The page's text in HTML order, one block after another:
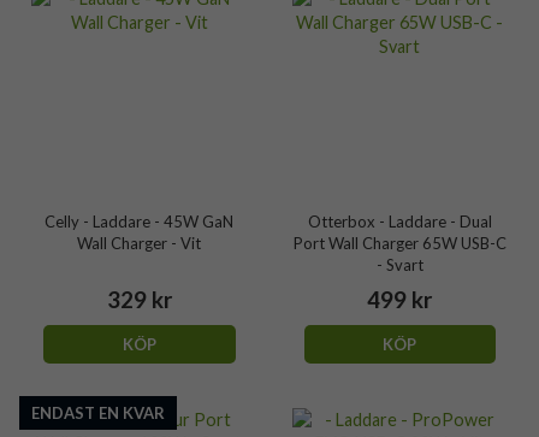
Celly - Laddare - 45W GaN
Wall Charger - Vit
329 kr
KÖP
Otterbox - Laddare - Dual
Port Wall Charger 65W USB-C
- Svart
499 kr
KÖP
ENDAST EN KVAR